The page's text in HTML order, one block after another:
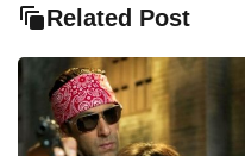
Related Post